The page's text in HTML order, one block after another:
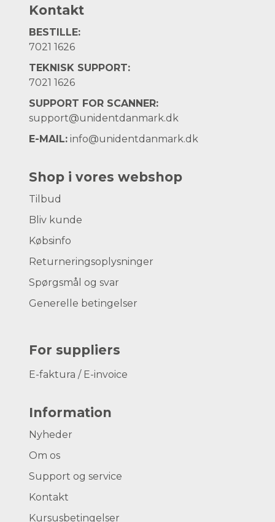
Kontakt
BESTILLE:
7021 1626
TEKNISK SUPPORT:
7021 1626
SUPPORT FOR SCANNER:
support@unidentdanmark.dk
E-MAIL: info@unidentdanmark.dk
Shop i vores webshop
Tilbud
Bliv kunde
Købsinfo
Returneringsoplysninger
Spørgsmål og svar
Generelle betingelser
For suppliers
E-faktura / E-invoice
Information
Nyheder
Om os
Support og service
Kontakt
Kursusbetingelser